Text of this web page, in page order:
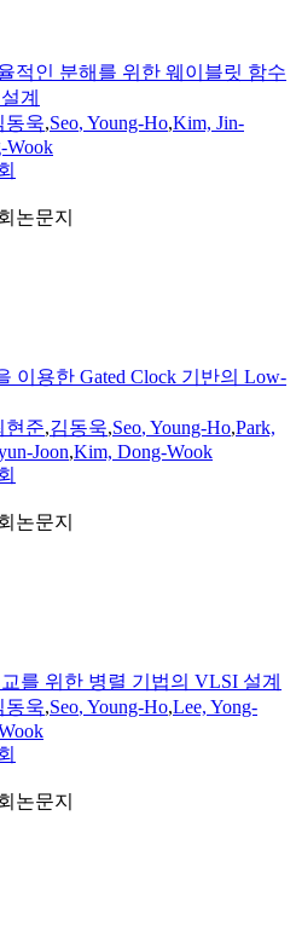
적인 분해를 위한 웨이블릿 함수
계
동욱,Seo, Young-Ho,Kim, Jin-
Wook
논문지
이용한 Gated Clock 기반의 Low-
현준,김동욱,Seo, Young-Ho,Park,
Joon,Kim, Dong-Wook
논문지
를 위한 병렬 기법의 VLSI 설계
동욱,Seo, Young-Ho,Lee, Yong-
논문지